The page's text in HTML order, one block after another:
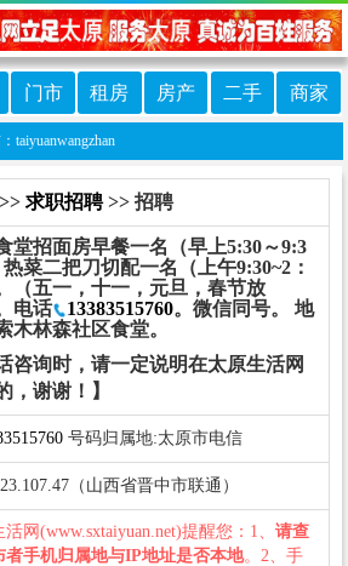
门市 租房 房产 二手 商家
>> 求职招聘>> 招聘
堂招面房早餐一名（早上5:30～9:3
菜二把刀切配一名（上午9:30~2：
（五一，十一，元旦，春节放
电话
13383515760。微信同号。 地
木林森社区食堂。
咨询时，请一定说明在太原生活网
，谢谢！】
号码归属地:太原市电信
（山西省晋中市联通）
活网(www.sxtaiyuan.net)提醒您：1、 请查
者手机归属地与IP地址是否本地。2、手